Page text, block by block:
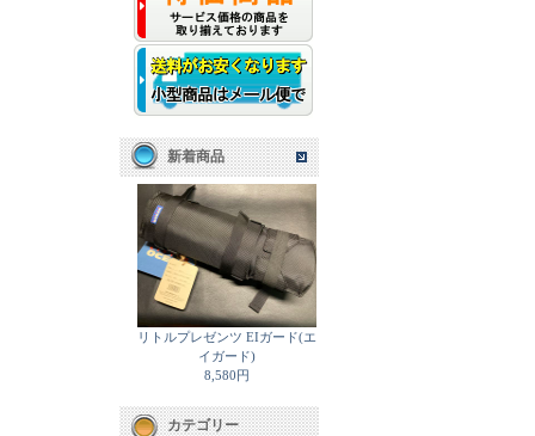
新着商品
リトルプレゼンツ EIガード(エ
イガード)
8,580円
カテゴリー